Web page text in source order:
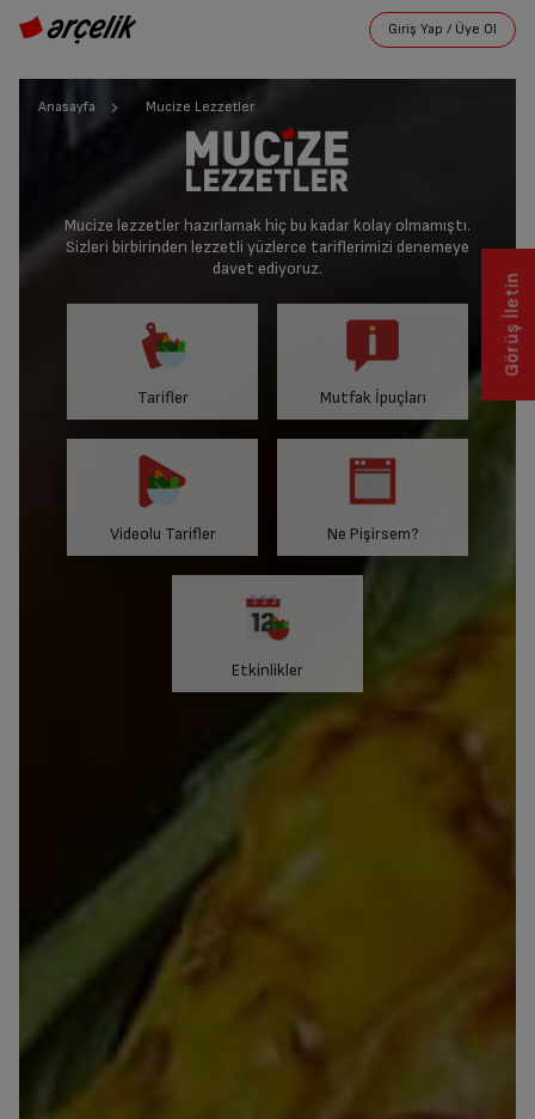
Anasayfa Mucize Lezzetler
Mucize lezzetler hazırlamak hiç bu kadar kolay olmamıştı.
Sizleri birbirinden lezzetli yüzlerce tariflerimizi denemeye
davet ediyoruz.
Tarifler Mutfak İpuçları
Videolu Tarifler Ne Pişirsem?
Etkinlikler
Görüş İletin